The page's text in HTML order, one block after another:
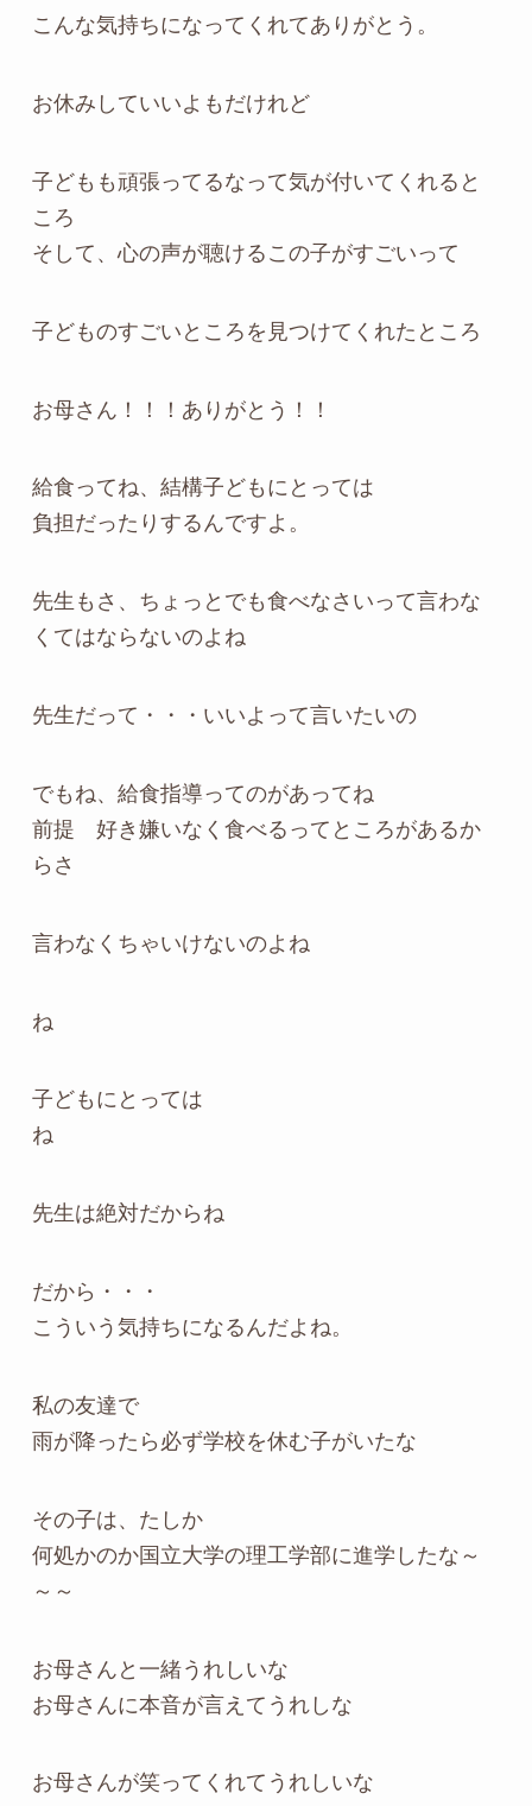
こんな気持ちになってくれてありがとう。
お休みしていいよもだけれど
子どもも頑張ってるなって気が付いてくれると
ころ
そして、心の声が聴けるこの子がすごいって
子どものすごいところを見つけてくれたところ
お母さん！！！ありがとう！！
給食ってね、結構子どもにとっては
負担だったりするんですよ。
先生もさ、ちょっとでも食べなさいって言わな
くてはならないのよね
先生だって・・・いいよって言いたいの
でもね、給食指導ってのがあってね
前提 好き嫌いなく食べるってところがあるか
らさ
言わなくちゃいけないのよね
ね
子どもにとっては
ね
先生は絶対だからね
だから・・・
こういう気持ちになるんだよね。
私の友達で
雨が降ったら必ず学校を休む子がいたな
その子は、たしか
何処かのか国立大学の理工学部に進学したな～
～～
お母さんと一緒うれしいな
お母さんに本音が言えてうれしな
お母さんが笑ってくれてうれしいな